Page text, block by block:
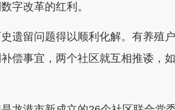
字改革的红利。
遗留问题得以顺利化解。有养殖
偿事宜，两个社区就互相推诿，